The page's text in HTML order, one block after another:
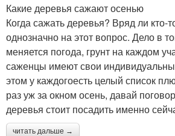
Какие деревья сажают осенью
Когда сажать деревья? Вряд ли кто-
однозначно на этот вопрос. Дело в
меняется погода, грунт на каждом
саженцы имеют свои
этом у каждогоесть целый список
раз уж за окном осень, давай
деревья стоит посадить именно
читать дальше →